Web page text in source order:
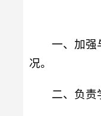
一、加强
况。
二、负责